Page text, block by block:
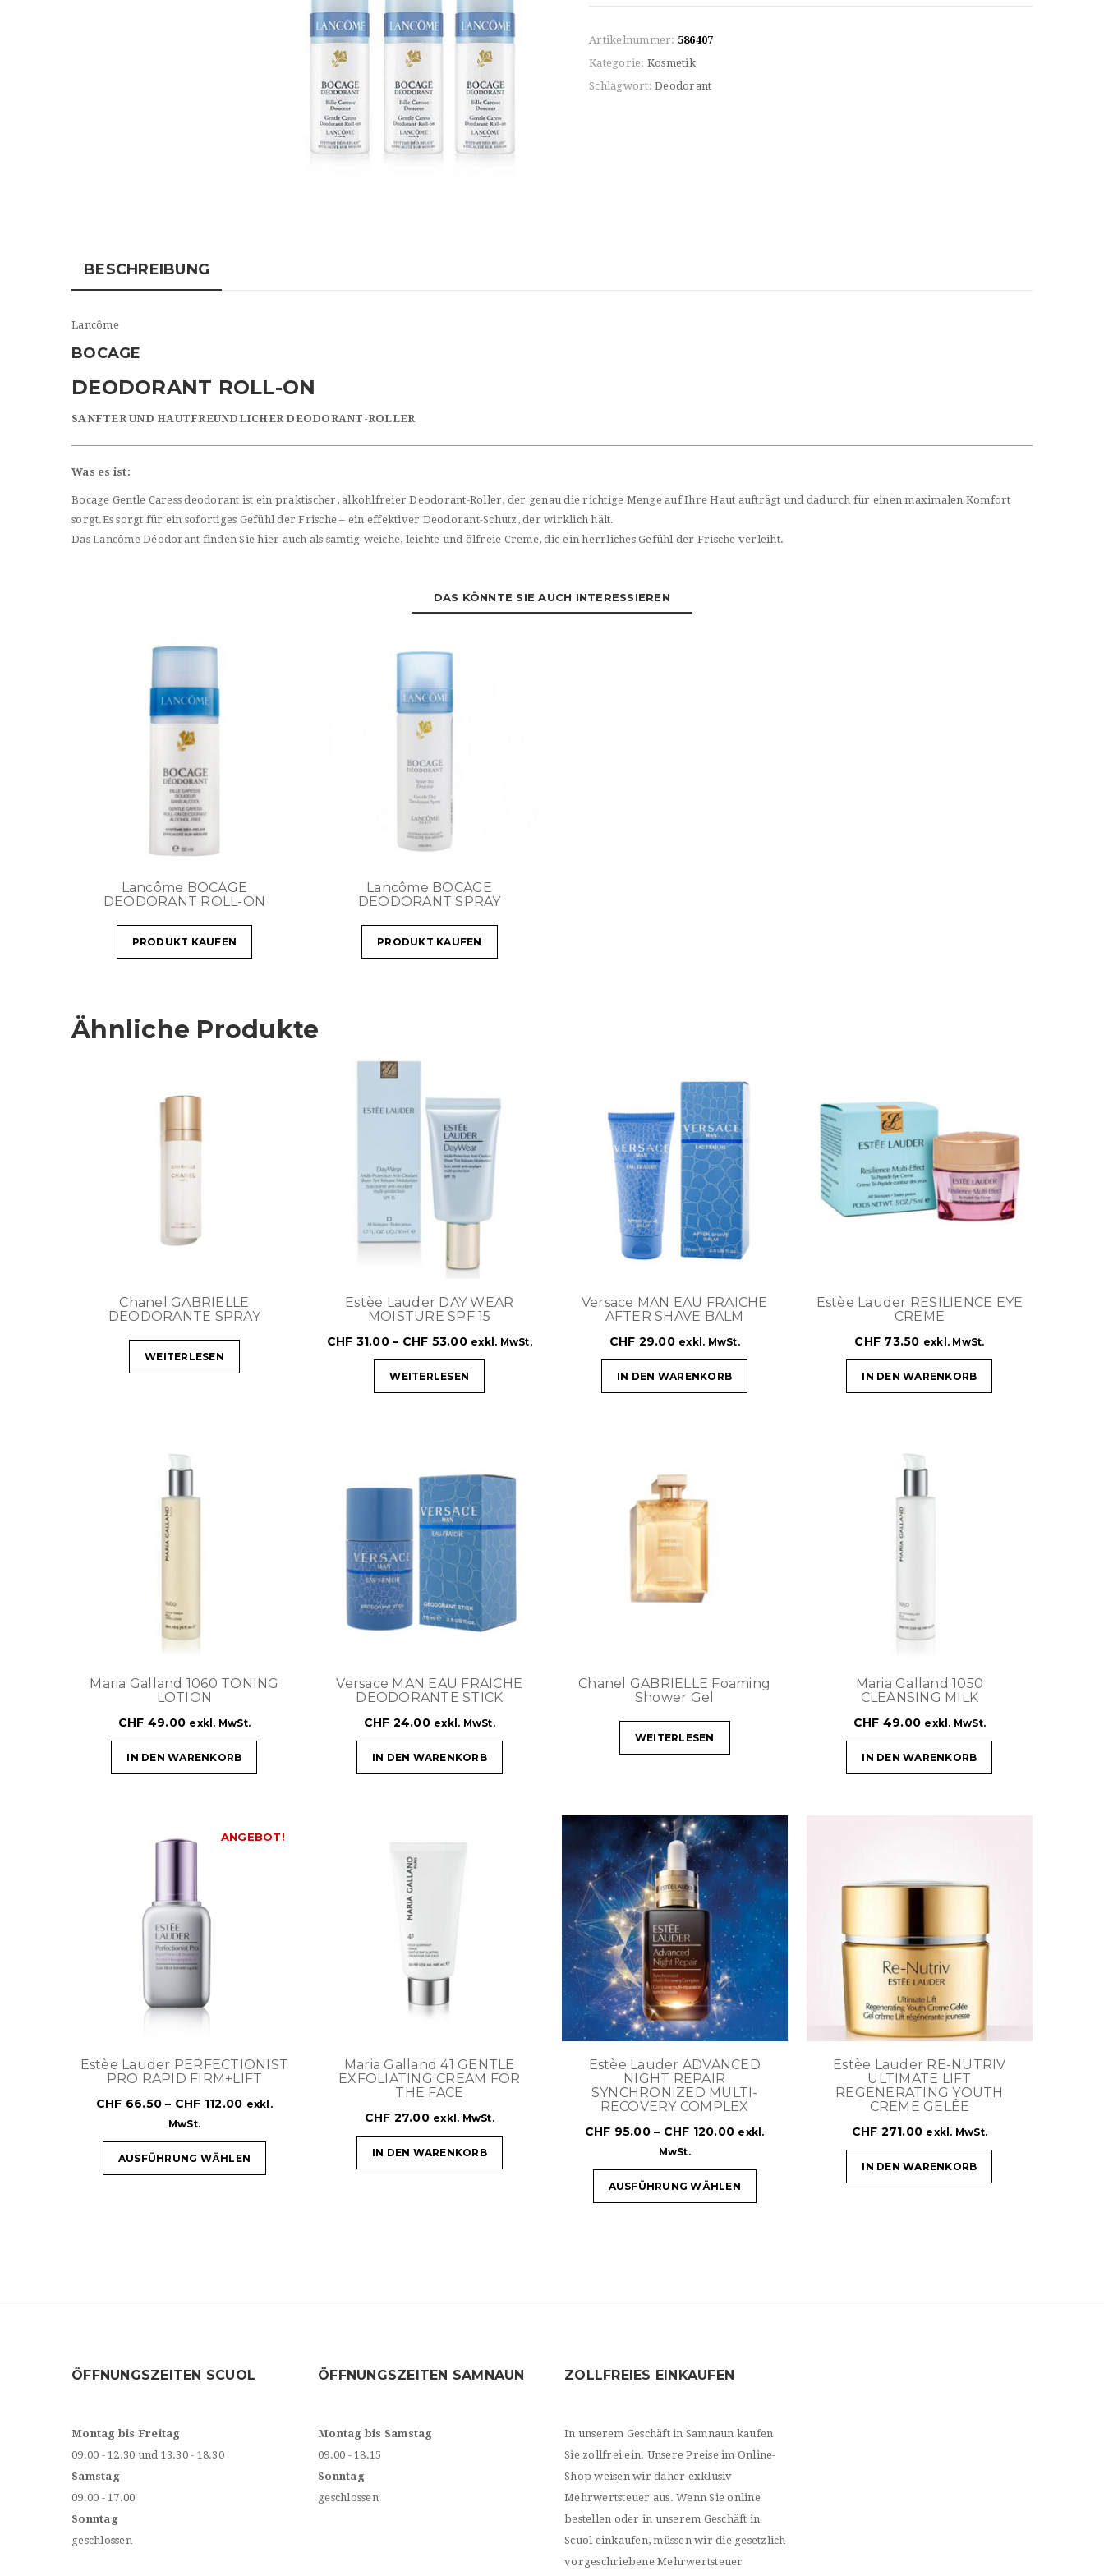
Artikelnummer: 586407
Kategorie: Kosmetik
Schlagwort: Deodorant
BESCHREIBUNG
Lancôme
BOCAGE
DEODORANT ROLL-ON
SANFTER UND HAUTFREUNDLICHER DEODORANT-ROLLER
Was es ist:
Bocage Gentle Caress deodorant ist ein praktischer, alkohlfreier Deodorant-Roller, der genau die richtige Menge auf Ihre Haut aufträgt und dadurch für einen maximalen Komfort
sorgt.Es sorgt für ein sofortiges Gefühl der Frische – ein effektiver Deodorant-Schutz, der wirklich hält.
Das Lancôme Déodorant finden Sie hier auch als samtig-weiche, leichte und ölfreie Creme, die ein herrliches Gefühl der Frische verleiht.
DAS KÖNNTE SIE AUCH INTERESSIEREN
Lancôme BOCAGE
DEODORANT ROLL-ON
PRODUKT KAUFEN
Lancôme BOCAGE
DEODORANT SPRAY
PRODUKT KAUFEN
Ähnliche Produkte
Chanel GABRIELLE
DEODORANTE SPRAY
WEITERLESEN
Estèe Lauder DAY WEAR
MOISTURE SPF 15
CHF 31.00– CHF 53.00 exkl. MwSt.
WEITERLESEN
Versace MAN EAU FRAICHE
AFTER SHAVE BALM
CHF 29.00 exkl. MwSt.
IN DEN WARENKORB
Estèe Lauder RESILIENCE EYE
CREME
CHF 73.50 exkl. MwSt.
IN DEN WARENKORB
Maria Galland 1060 TONING
LOTION
CHF 49.00 exkl. MwSt.
IN DEN WARENKORB
Versace MAN EAU FRAICHE
DEODORANTE STICK
CHF 24.00 exkl. MwSt.
IN DEN WARENKORB
Chanel GABRIELLE Foaming
Shower Gel
WEITERLESEN
Maria Galland 1050
CLEANSING MILK
CHF 49.00 exkl. MwSt.
IN DEN WARENKORB
ANGEBOT!
Estèe Lauder PERFECTIONIST
PRO RAPID FIRM+LIFT
CHF 66.50 – CHF 112.00 exkl.
MwSt.
AUSFÜHRUNG WÄHLEN
Maria Galland 41 GENTLE
EXFOLIATING CREAM FOR
THE FACE
CHF 27.00 exkl. MwSt.
IN DEN WARENKORB
Estèe Lauder ADVANCED
NIGHT REPAIR
SYNCHRONIZED MULTI-
RECOVERY COMPLEX
CHF 95.00– CHF 120.00 exkl.
MwSt.
AUSFÜHRUNG WÄHLEN
Estèe Lauder RE-NUTRIV
ULTIMATE LIFT
REGENERATING YOUTH
CREME GELÊE
CHF 271.00 exkl. MwSt.
IN DEN WARENKORB
ÖFFNUNGSZEITEN SCUOL
Montag bis Freitag
09.00 - 12.30 und 13.30 - 18.30
Samstag
09.00 - 17.00
Sonntag
geschlossen
ÖFFNUNGSZEITEN SAMNAUN
Montag bis Samstag
09.00 - 18.15
Sonntag
geschlossen
ZOLLFREIES EINKAUFEN
In unserem Geschäft in Samnaun kaufen
Sie zollfrei ein. Unsere Preise im Online-
Shop weisen wir daher exklusiv
Mehrwertsteuer aus. Wenn Sie online
bestellen oder in unserem Geschäft in
Scuol einkaufen, müssen wir die gesetzlich
vorgeschriebene Mehrwertsteuer